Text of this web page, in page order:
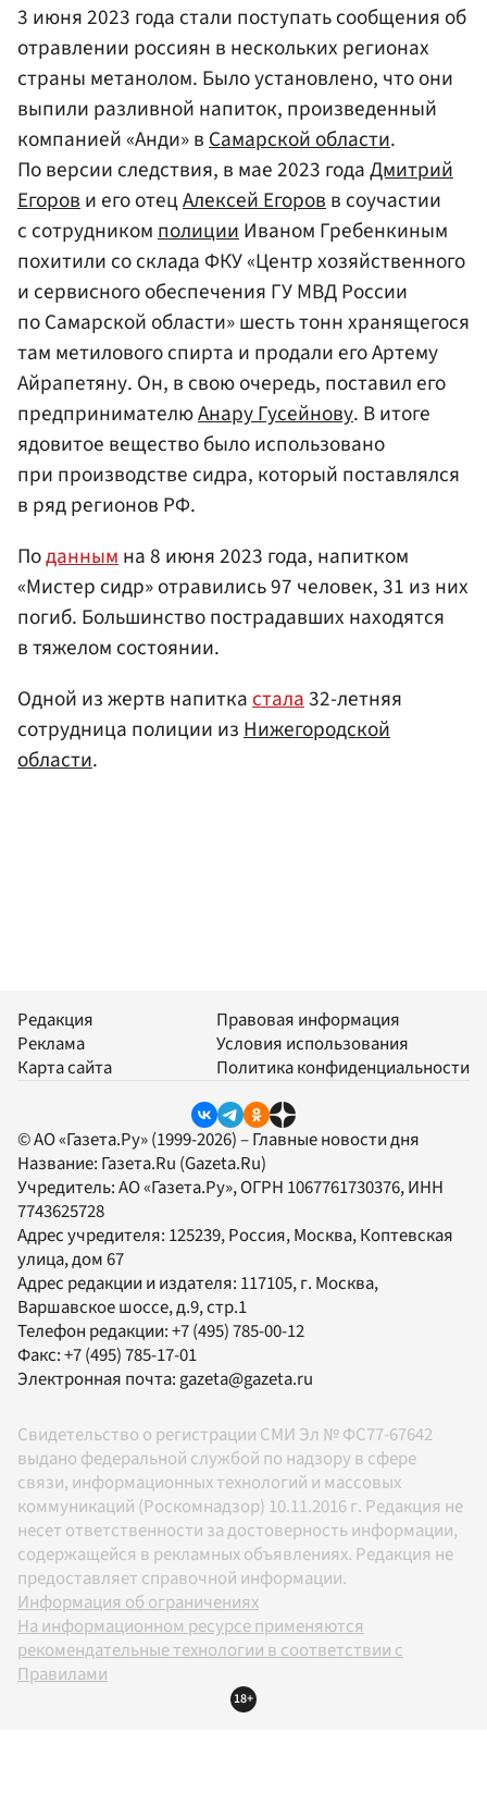
3 июня 2023 года стали поступать сообщения об
отравлении россиян в нескольких регионах
страны метанолом. Было установлено, что они
выпили разливной напиток, произведенный
компанией «Анди» в Самарской области.
По версии следствия, в мае 2023 годаДмитрий
Егоров и его отецАлексей Егоров в соучастии
с сотрудником полиции Иваном Гребенкиным
похитили со склада ФКУ «Центр хозяйственного
и сервисного обеспечения ГУ МВД России
по Самарской области» шесть тонн хранящегося
там метилового спирта и продали его Артему
Айрапетяну. Он, в свою очередь, поставил его
предпринимателюАнару Гусейнову. В итоге
ядовитое вещество было использовано
при производстве сидра, который поставлялся
в ряд регионов РФ.
Поданнымна 8 июня 2023 года, напитком
«Мистер сидр» отравились 97 человек, 31 из них
погиб. Большинство пострадавших находятся
в тяжелом состоянии.
Одной из жертв напиткастала32-летняя
сотрудница полиции изНижегородской
области.
Редакция
Реклама
Карта сайта
Правовая информация
Условия использования
Политика конфиденциальности
© АО «Газета.Ру» (1999-2026) – Главные новости дня
Название: Газета.Ru (Gazeta.Ru)
Учредитель:АО «Газета.Ру», ОГРН 1067761730376, ИНН
7743625728
Адрес учредителя: 125239, Россия, Москва, Коптевская
улица, дом 67
Адрес редакции и издателя: 117105, г. Москва,
Варшавское шоссе, д.9, стр.1
Телефон редакции:+7 (495) 785-00-12
Факс:+7 (495) 785-17-01
Электронная почта:gazeta@gazeta.ru
Свидетельство о регистрации СМИ Эл № ФС77-67642
выдано федеральной службой по надзору в сфере
связи, информационных технологий и массовых
коммуникаций (Роскомнадзор) 10.11.2016 г. Редакция не
несет ответственности за достоверность информации,
содержащейся в рекламных объявлениях. Редакция не
предоставляет справочной информации.
Информация об ограничениях
На информационном ресурсе применяются
рекомендательные технологии в соответствии с
Правилами
18+